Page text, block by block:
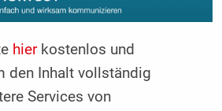
hierkostenlos und
den Inhalt vollständig
Services von